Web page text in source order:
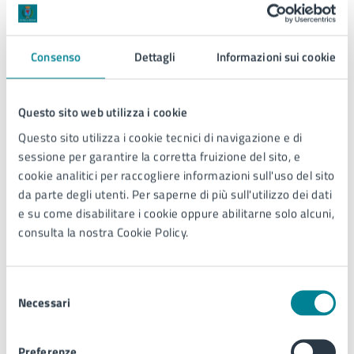
Consenso Dettagli Informazioni sui cookie
Questo sito web utilizza i cookie
Questo sito utilizza i cookie tecnici di navigazione e di
sessione per garantire la corretta fruizione del sito, e
cookie analitici per raccogliere informazioni sull'uso del sito
da parte degli utenti. Per saperne di più sull'utilizzo dei dati
e su come disabilitare i cookie oppure abilitarne solo alcuni,
consulta la nostra Cookie Policy.
delNecessari
of the ZTL
Municipal Regulations for the Discipline of Street Art
Contacts
Responsabile: Davide Iguadala
Referente: Tiziana Rosa
Dove rivolgersi:Ufficio Tributi – C.O.S.A.P.
Pec:
comune.jesolo@legalmail.it